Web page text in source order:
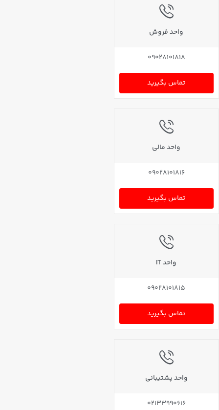
واحد فروش
09028101818
تماس بگیرید
واحد مالی
09028101816
تماس بگیرید
واحد IT
09028101815
تماس بگیرید
واحد پشتیبانی
02133990616